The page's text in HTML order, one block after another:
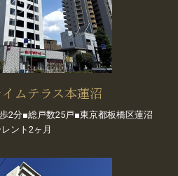
ムテラス本蓮沼
2分■総戸数25戸■東京都板橋区蓮沼
ント2ヶ月